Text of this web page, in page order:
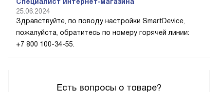
Есть вопросы о товаре?
Специалист интернет-магазина
25.06.2024
Здравствуйте, по поводу настройки SmartDevice,
пожалуйста, обратитесь по номеру горячей линии:
+7 800 100-34-55.